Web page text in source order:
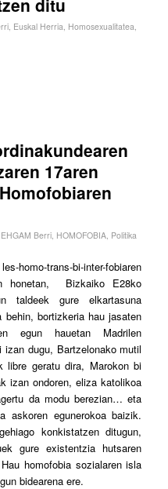
, Euskal Herria Homosexualitatea
17aren
EHGAM Berri, HOMOFOBIA, Politika
homo-trans-bi-inter-fobiaren
honetan, Bizkaiko E28ko
taldeek gure elkartasuna
behin, bortizkeria hau jasaten
egun hauetan Madrilen
izan dugu, Bartzelonako mutil
libre geratu dira, Marokon bi
izan ondoren, eliza katolikoa
da modu berezian… eta
askoren egunerokoa baizik.
konkistatzen ditugun,
gure existentzia hutsaren
homofobia sozialaren isla
bidearena ere.